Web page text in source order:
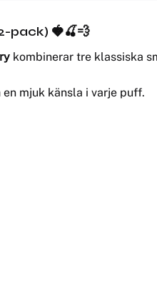
pack) 🍓🍒💨
kombinerar tre klassiska
mjuk känsla i varje puff.